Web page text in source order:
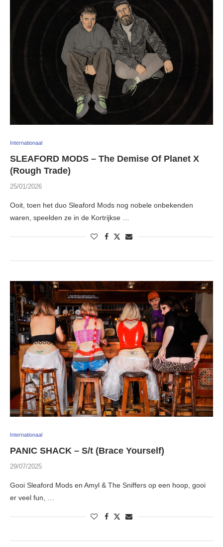
Internationaal
SLEAFORD MODS – The Demise Of Planet X
(Rough Trade)
25/01/2026
Ooit, toen het duo Sleaford Mods nog nobele onbekenden
waren, speelden ze in de Kortrijkse …
Internationaal
PANIC SHACK – S/t (Brace Yourself)
29/07/2025
Gooi Sleaford Mods en Amyl & The Sniffers op een hoop, gooi
er veel fun, …